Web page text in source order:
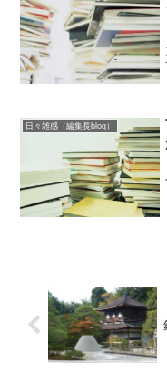
日々雑感（編集長blog）